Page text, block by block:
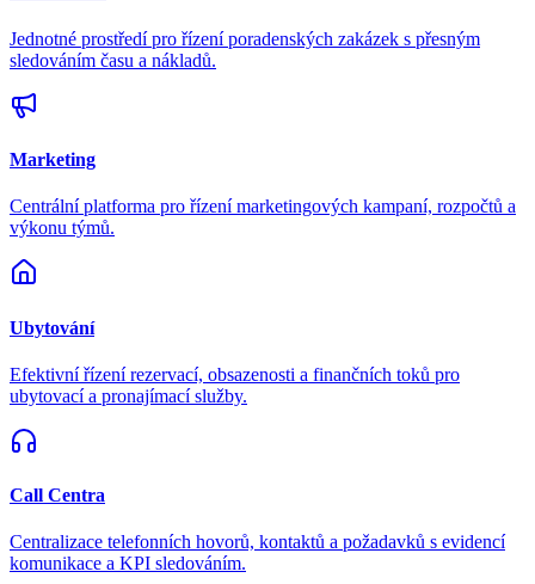
Jednotné prostředí pro řízení poradenských zakázek s přesným
sledováním času a nákladů.
Marketing
Centrální platforma pro řízení marketingových kampaní, rozpočtů a
výkonu týmů.
Ubytování
Efektivní řízení rezervací, obsazenosti a finančních toků pro
ubytovací a pronajímací služby.
Call Centra
Centralizace telefonních hovorů, kontaktů a požadavků s evidencí
komunikace a KPI sledováním.